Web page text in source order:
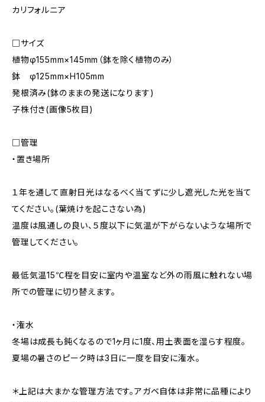
カリフォルニア
□サイズ
植物φ155mm×145mm（鉢を除く植物のみ）
鉢 φ125mm×H105mm
発根済み(鉢のままの発送になります)
子株付き(画像5枚目)
□管理
・置き場所
１年を通して直射日光はなるべく当てずに少し遮光した光を当て
てください。(葉焼けを起こさない為)
温度は風通しの良い、５度以下に気温が下がらないような場所で
管理してください。
最低気温15℃程を目安に室内や温室など外の雨風に触れない場
所での管理に切り替えます。
・潅水
冬場は成長も鈍くなるので1ヶ月に1度、用土表面を湿らす程度。
夏場の暑さのピーク時は3日に一度を目安に潅水。
＊上記は大まかな管理方法です。アガベ自体は非常に品種により